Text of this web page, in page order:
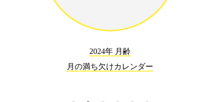
2024年 月齢
月の満ち欠けカレンダー